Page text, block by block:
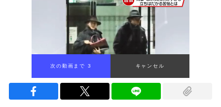
次の動画まで 2 キャンセル